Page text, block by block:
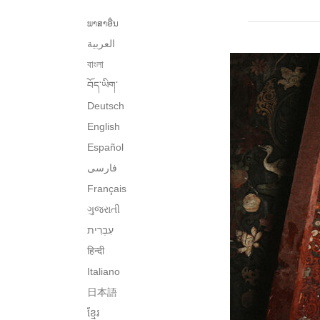
ພາສາອື່ນ
العربية
বাংলা
བོད་ཡིག་
Deutsch
English
Español
فارسی
Français
ગુજરાતી
हिन्दी
Italiano
日本語
ខ្មែរ